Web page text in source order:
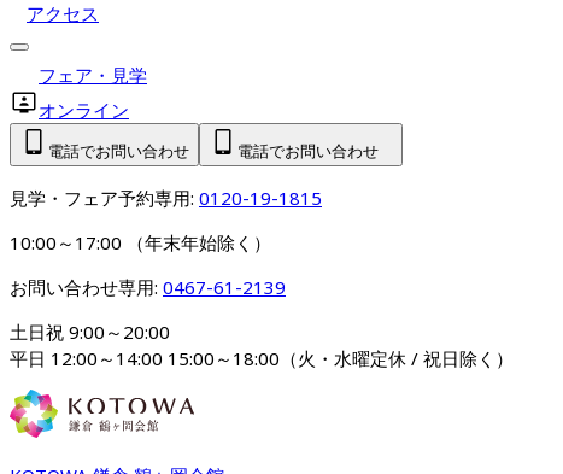
アクセス
フェア・見学
オンライン
電話でお問い合わせ 電話でお問い合わせ
見学・フェア予約専用: 0120-19-1815
10:00～17:00 （年末年始除く）
お問い合わせ専用: 0467-61-2139
土日祝 9:00～20:00
平日 12:00～14:00 15:00～18:00（火・水曜定休 / 祝日除く）